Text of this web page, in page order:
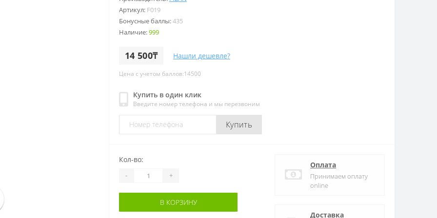
Артикул: F019
Бонусные баллы:435
Наличие:999
14 500₸ Нашли дешевле?
Цена с учетом баллов:14500
Купить в один клик
Введите номер телефона и мы перезвоним
Купить
Кол-во:
- +
В КОРЗИНУ
Оплата
Принимаем оплату
online
Доставка